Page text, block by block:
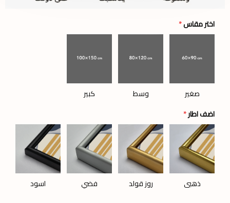
اختر مقاس*
صغير وسط
كبير
اضف اطار*
ذهبي روز قولد فضي اسود